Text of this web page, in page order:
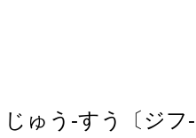
じゅう‐すう〔ジフ